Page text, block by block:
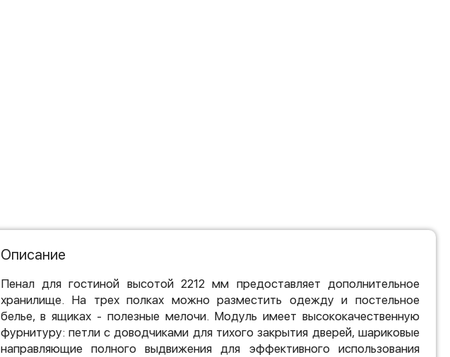
Описание
Пенал для гостиной высотой 2212 мм предоставляет дополнительное
хранилище. На трех полках можно разместить одежду и постельное
белье, в ящиках - полезные мелочи. Модуль имеет высококачественную
фурнитуру: петли с доводчиками для тихого закрытия дверей, шариковые
направляющие полного выдвижения для эффективного использования